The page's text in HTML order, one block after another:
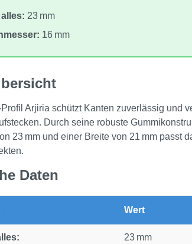
23 mm
16 mm
Arjiria schützt Kanten zuverlässig und
Durch seine robuste
23 mm und einer Breite von 21 mm passt
Daten
Wert
23 mm